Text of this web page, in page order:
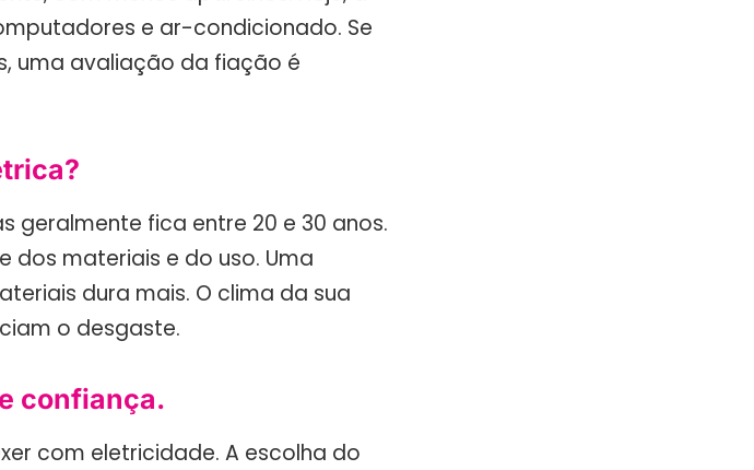
e ar-condicionado. Se
uma avaliação da fiação é
geralmente fica entre 20 e 30 anos.
dos materiais e do uso. Uma
dura mais. O clima da sua
o desgaste.
confiança.
com eletricidade. A escolha do